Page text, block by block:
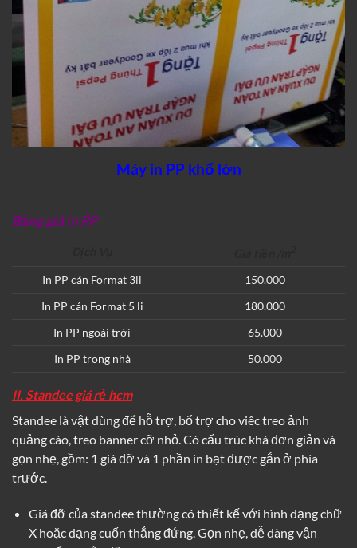
Máy in PP khổ lớn
Bảng giá in PP
In PP cán Format 3li
150.000
In PP cán Format 5 li
180.000
In PP ngoài trời
65.000
In PP trong nhà
50.000
II. Standee giá rẻ hcm
Standee là vật dùng để hỗ trợ, bổ trợ cho viêc treo ảnh
quảng cáo, treo banner cỡ nhỏ. Có cấu trúc khá đơn giản và
gọn nhẹ, gồm: 1 giá đỡ và 1 phần in bạt được gắn ở phía
trước.
Giá đỡ của standee thường có thiết kế với hình dạng chữ
X hoặc dạng cuốn thẳng đứng. Gọn nhẹ, dễ dàng vận